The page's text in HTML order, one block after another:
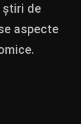
știri de
aspecte